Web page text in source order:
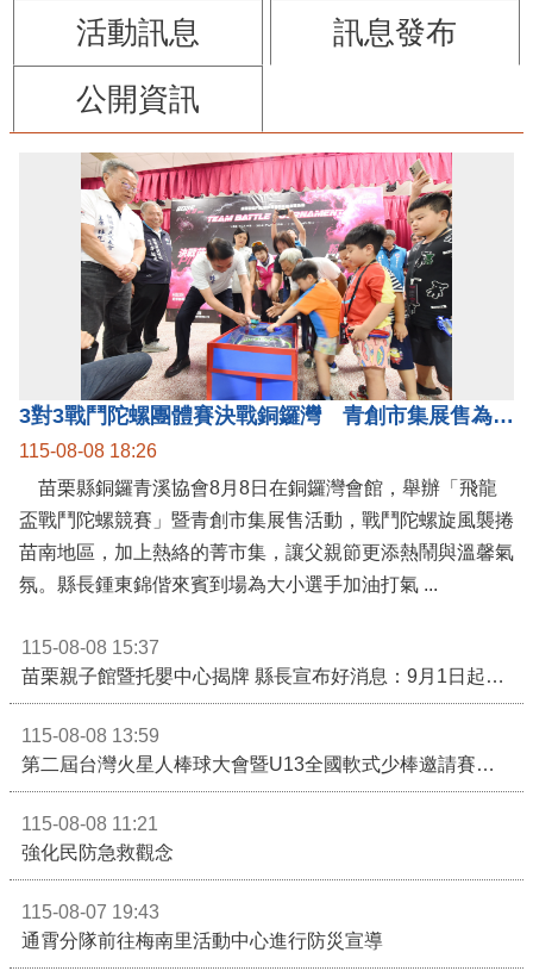
活動訊息
訊息發布
公開資訊
3對3戰鬥陀螺團體賽決戰銅鑼灣 青創市集展售為父親節增添繽紛
115-08-08 18:26
苗栗縣銅鑼青溪協會8月8日在銅鑼灣會館，舉辦「飛龍
盃戰鬥陀螺競賽」暨青創市集展售活動，戰鬥陀螺旋風襲捲
苗南地區，加上熱絡的菁市集，讓父親節更添熱鬧與溫馨氣
氛。縣長鍾東錦偕來賓到場為大小選手加油打氣 ...
115-08-08 15:37
苗栗親子館暨托嬰中心揭牌 縣長宣布好消息：9月1日起調降臨時托嬰費用
115-08-08 13:59
第二屆台灣火星人棒球大會暨U13全國軟式少棒邀請賽在苗栗舉辦
115-08-08 11:21
強化民防急救觀念
115-08-07 19:43
通霄分隊前往梅南里活動中心進行防災宣導